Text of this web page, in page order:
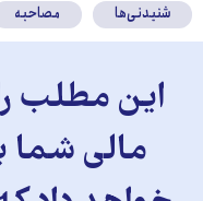
شنیدنی‌ها مصاحبه
این مطلب
مالی شما